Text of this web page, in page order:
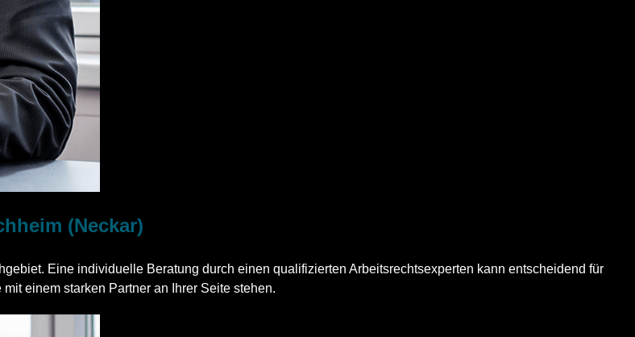
(Neckar)
Eine individuelle Beratung durch einen qualifizierten Arbeitsrechtsexperten kann entscheidend für
einem starken Partner an Ihrer Seite stehen.